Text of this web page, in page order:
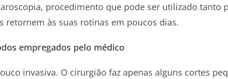
procedimento que pode ser utilizado tanto
às suas rotinas em poucos dias.
empregados pelo médico
invasiva. O cirurgião faz apenas alguns cortes